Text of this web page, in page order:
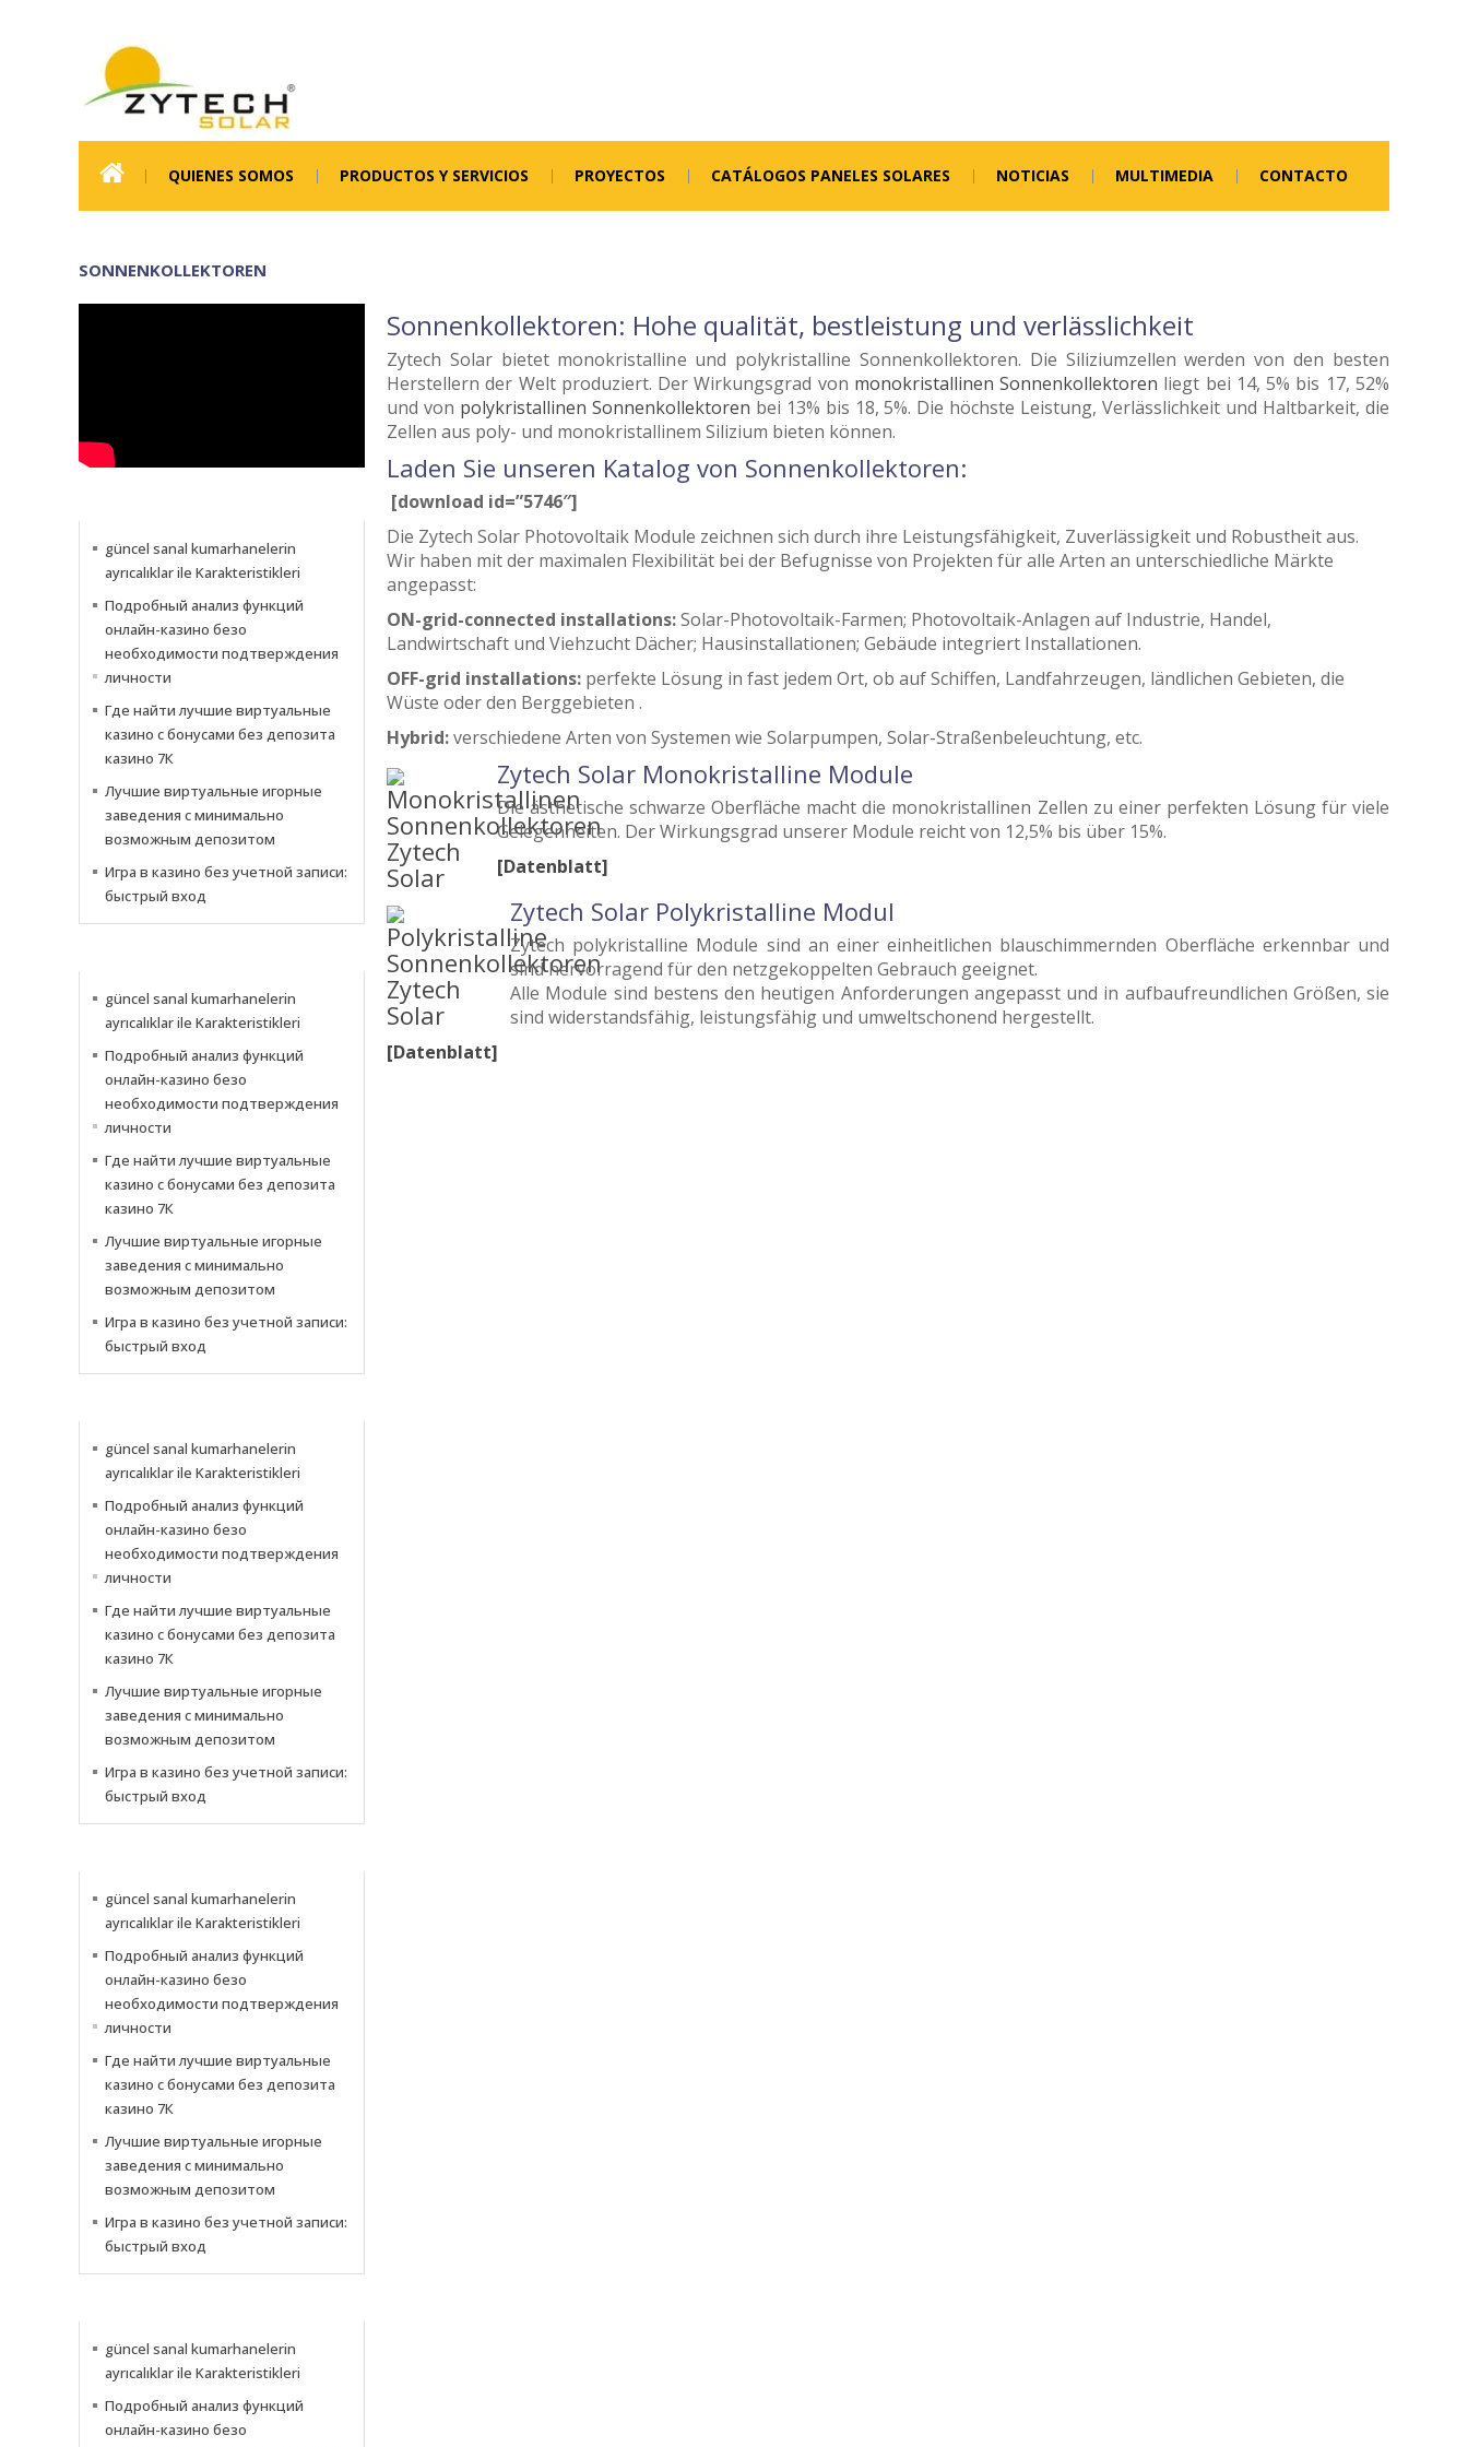
QUIENES SOMOS PRODUCTOS Y SERVICIOS PROYECTOS CATÁLOGOS PANELES SOLARES NOTICIAS MULTIMEDIA CONTACTO
SONNENKOLLEKTOREN
Sonnenkollektoren: Hohe qualität, bestleistung und verlässlichkeit
Zytech Solar bietet monokristalline und polykristalline Sonnenkollektoren. Die Siliziumzellen werden von den besten
Herstellern der Welt produziert. Der Wirkungsgrad von monokristallinen Sonnenkollektoren liegt bei 14, 5% bis 17, 52%
und von polykristallinen Sonnenkollektoren bei 13% bis 18, 5%. Die höchste Leistung, Verlässlichkeit und Haltbarkeit, die
Zellen aus poly- und monokristallinem Silizium bieten können.
Laden Sie unseren Katalog von Sonnenkollektoren:
[download id=”5746″]
Die Zytech Solar Photovoltaik Module zeichnen sich durch ihre Leistungsfähigkeit, Zuverlässigkeit und Robustheit aus.
Wir haben mit der maximalen Flexibilität bei der Befugnisse von Projekten für alle Arten an unterschiedliche Märkte
angepasst:
ON-grid-connected installations:Solar-Photovoltaik-Farmen; Photovoltaik-Anlagen auf Industrie, Handel,
Landwirtschaft und Viehzucht Dächer; Hausinstallationen; Gebäude integriert Installationen.
OFF-grid installations: perfekte Lösung in fast jedem Ort, ob auf Schiffen, Landfahrzeugen, ländlichen Gebieten, die
Wüste oder den Berggebieten .
Hybrid:verschiedene Arten von Systemen wie Solarpumpen, Solar-Straßenbeleuchtung, etc.
Zytech Solar Monokristalline Module
Die ästhetische schwarze Oberfläche macht die monokristallinen Zellen zu einer perfekten Lösung für viele
Gelegenheiten. Der Wirkungsgrad unserer Module reicht von 12,5% bis über 15%.
[Datenblatt]
Zytech Solar Polykristalline Modul
Zytech polykristalline Module sind an einer einheitlichen blauschimmernden Oberfläche erkennbar und
sind hervorragend für den netzgekoppelten Gebrauch geeignet.
Alle Module sind bestens den heutigen Anforderungen angepasst und in aufbaufreundlichen Größen, sie
sind widerstandsfähig, leistungsfähig und umweltschonend hergestellt.
[Datenblatt]
güncel sanal kumarhanelerin
ayrıcalıklar ile Karakteristikleri
Подробный анализ функций
онлайн-казино безо
необходимости подтверждения
личности
Где найти лучшие виртуальные
казино с бонусами без депозита
казино 7К
Лучшие виртуальные игорные
заведения с минимально
возможным депозитом
Игра в казино без учетной записи:
быстрый вход
güncel sanal kumarhanelerin
ayrıcalıklar ile Karakteristikleri
Подробный анализ функций
онлайн-казино безо
необходимости подтверждения
личности
Где найти лучшие виртуальные
казино с бонусами без депозита
казино 7К
Лучшие виртуальные игорные
заведения с минимально
возможным депозитом
Игра в казино без учетной записи:
быстрый вход
güncel sanal kumarhanelerin
ayrıcalıklar ile Karakteristikleri
Подробный анализ функций
онлайн-казино безо
необходимости подтверждения
личности
Где найти лучшие виртуальные
казино с бонусами без депозита
казино 7К
Лучшие виртуальные игорные
заведения с минимально
возможным депозитом
Игра в казино без учетной записи:
быстрый вход
güncel sanal kumarhanelerin
ayrıcalıklar ile Karakteristikleri
Подробный анализ функций
онлайн-казино безо
необходимости подтверждения
личности
Где найти лучшие виртуальные
казино с бонусами без депозита
казино 7К
Лучшие виртуальные игорные
заведения с минимально
возможным депозитом
Игра в казино без учетной записи:
быстрый вход
güncel sanal kumarhanelerin
ayrıcalıklar ile Karakteristikleri
Подробный анализ функций
онлайн-казино безо